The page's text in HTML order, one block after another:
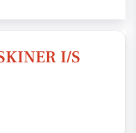
I/S